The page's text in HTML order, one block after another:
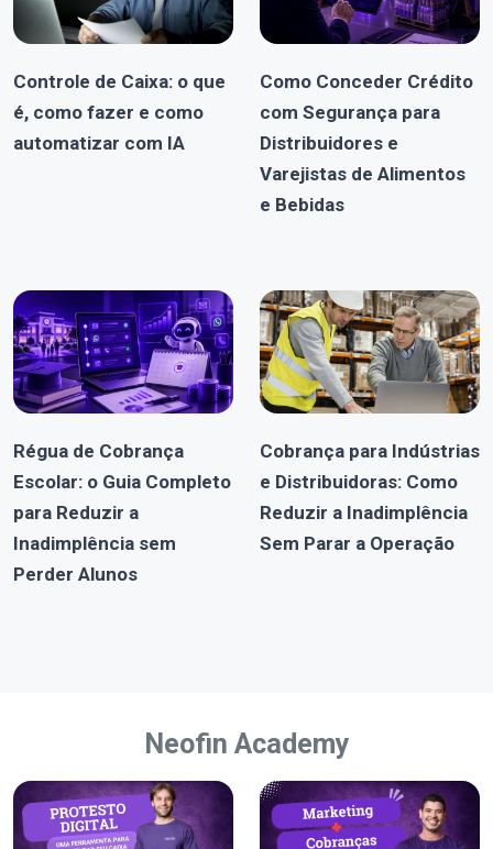
Controle de Caixa: o que
é, como fazer e como
automatizar com IA
Como Conceder Crédito
com Segurança para
Distribuidores e
Varejistas de Alimentos
e Bebidas
Régua de Cobrança
Escolar: o Guia Completo
para Reduzir a
Inadimplência sem
Perder Alunos
Cobrança para Indústrias
e Distribuidoras: Como
Reduzir a Inadimplência
Sem Parar a Operação
Neofin Academy